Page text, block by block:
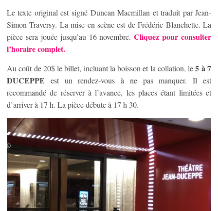
Le texte original est signé Duncan Macmillan et traduit par Jean-
Simon Traversy. La mise en scène est de Frédéric Blanchette. La
pièce sera jouée jusqu’au 16 novembre.Cliquez pour consulter
l’horaire complet.
Au coût de 20$ le billet, incluant la boisson et la collation, le5 à 7
DUCEPPE est un rendez-vous à ne pas manquer. Il est
recommandé de réserver à l’avance, les places étant limitées et
d’arriver à 17 h. La pièce débute à 17 h 30.